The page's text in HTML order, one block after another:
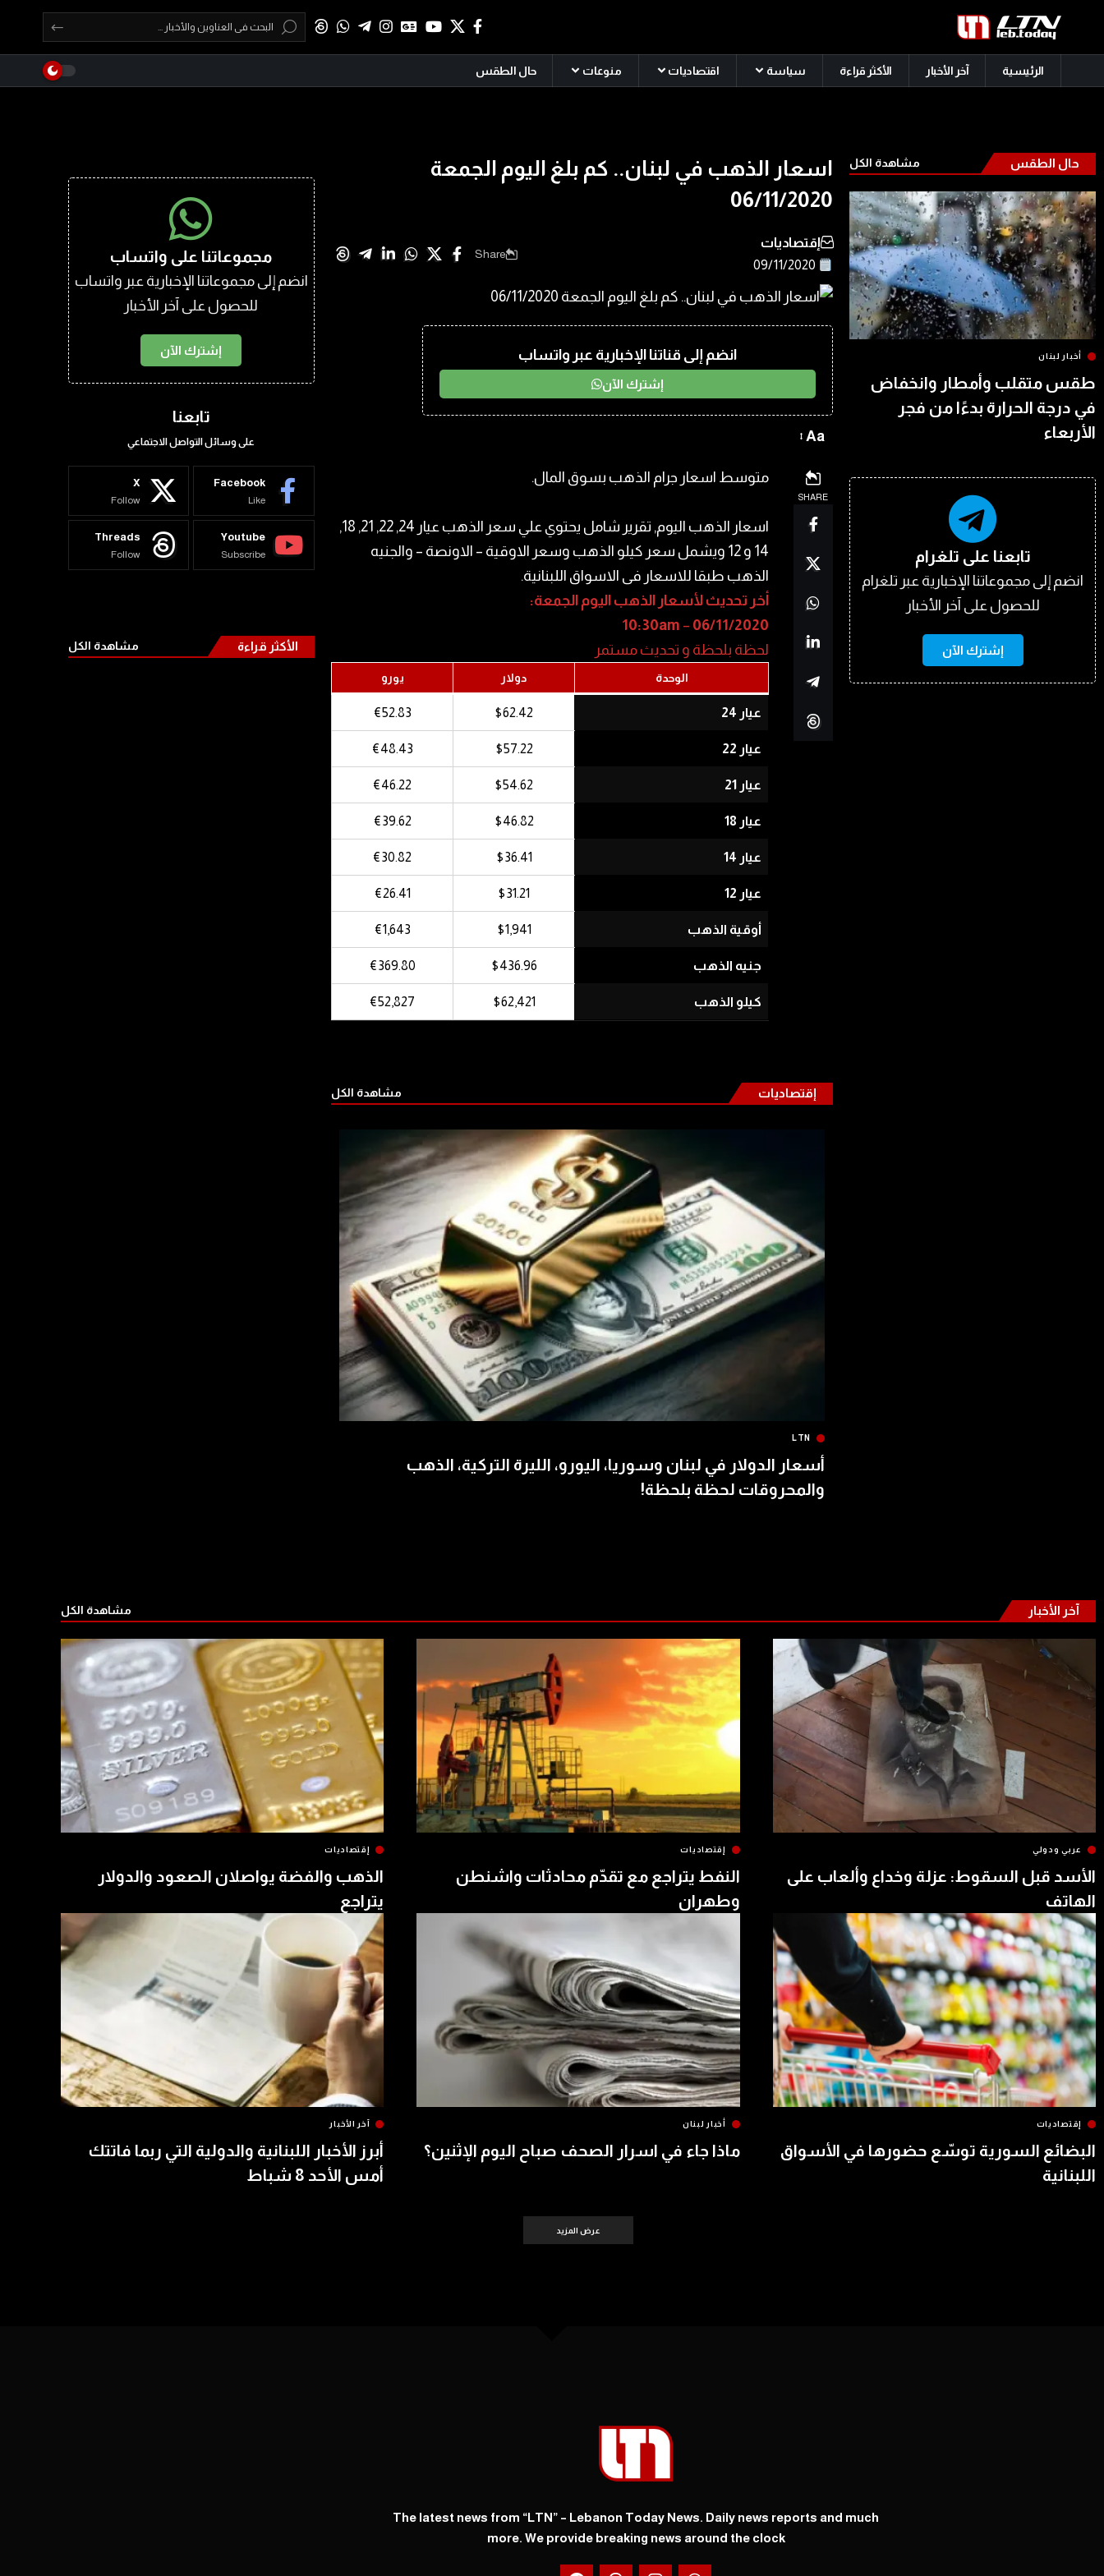
الرئيسية آخر الأخبار الأكثر قراءة سياسة اقتصاديات منوعات حال الطقس
حال الطقس مشاهدة الكل
أخبار لبنان
طقس متقلب وأمطار وانخفاض
في درجة الحرارة بدءًا من فجر
الأربعاء
تابعنا على تلغرام
انضم إلى مجموعاتنا الإخبارية عبر تلغرام
للحصول على آخر الأخبار
إشترك الآن
اسعار الذهب في لبنان.. كم بلغ اليوم الجمعة
06/11/2020
إقتصاديات
Share
انضم إلى قناتنا الإخبارية عبر واتساب
إشترك الآن
Aa
SHARE
متوسط اسعار جرام الذهب بسوق المال.
اسعار الذهب اليوم, تقرير شامل يحتوي علي سعر الذهب عيار 24, 22, 21, 18,
14 و 12 ويشمل سعر كيلو الذهب وسعر الاوقية – الاونصة – والجنيه
الذهب طبقا للاسعار فى الاسواق اللبنانية.
أخر تحديث لأسعار الذهب اليوم الجمعة:
10:30am – 06/11/2020
لحظة بلحظة و تحديث مستمر
الوحدة دولار يورو
عيار 24 $62.42
€52.83
عيار 22 $57.22
€48.43
عيار 21 $54.62
€46.22
عيار 18 $46.82
€39.62
عيار 14 $36.41
€30.82
عيار 12 $31.21
€26.41
أوقية الذهب $1,941
€1,643
جنيه الذهب $436.96
€369.80
كيلو الذهب $62,421
€52,827
إقتصاديات مشاهدة الكل
LTN
أسعار الدولار في لبنان وسوريا، اليورو، الليرة التركية، الذهب
والمحروقات لحظة بلحظة!
مجموعاتنا على واتساب
انضم إلى مجموعاتنا الإخبارية عبر واتساب
للحصول على آخر الأخبار
إشترك الآن
تابعنا
على وسائل التواصل الاجتماعي
Facebook
Like
X
Follow
Youtube
Subscribe
Threads
Follow
الأكثر قراءة مشاهدة الكل
آخر الأخبار مشاهدة الكل
عربي ودولي
الأسد قبل السقوط: عزلة وخداع وألعاب على
الهاتف
إقتصاديات
النفط يتراجع مع تقدّم محادثات واشنطن
وطهران
إقتصاديات
الذهب والفضة يواصلان الصعود والدولار
يتراجع
إقتصاديات
البضائع السورية توسّع حضورها في الأسواق
اللبنانية
أخبار لبنان
ماذا جاء في اسرار الصحف صباح اليوم الإثنين؟
آخر الأخبار
أبرز الأخبار اللبنانية والدولية التي ربما فاتتك
أمس الأحد 8 شباط
عرض المزيد
The latest news from “LTN” – Lebanon Today News. Daily news reports and much
more. We provide breaking news around the clock